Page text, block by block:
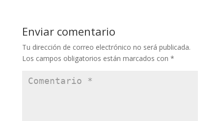
Enviar comentario
Tu dirección de correo electrónico no será publicada.
Los campos obligatorios están marcados con *